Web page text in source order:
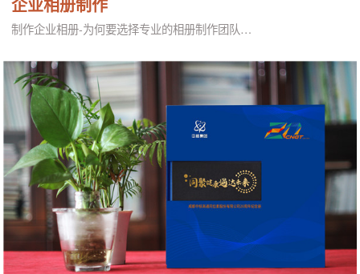
制作企业相册-为何要选择专业的相册制作团队…